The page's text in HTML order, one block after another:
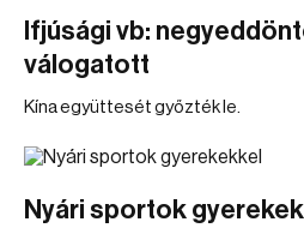
Ifjúsági vb:
válogatott
Kína együttesét győzték le.
Nyári sportok